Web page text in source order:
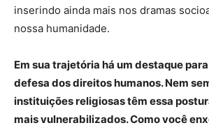
inserindo ainda mais nos dramas
nossa humanidade.
Em sua trajetória há um destaque
defesa dos direitos humanos. Nem
instituições religiosas têm essa
mais vulnerabilizados. Como você